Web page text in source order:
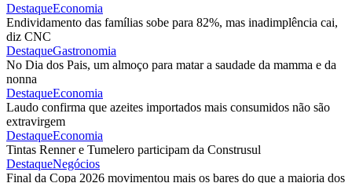
DestaqueEconomia
Endividamento das famílias sobe para 82%, mas inadimplência cai,
diz CNC
DestaqueGastronomia
No Dia dos Pais, um almoço para matar a saudade da mamma e da
nonna
DestaqueEconomia
Laudo confirma que azeites importados mais consumidos não são
extravirgem
DestaqueEconomia
Tintas Renner e Tumelero participam da Construsul
DestaqueNegócios
Final da Copa 2026 movimentou mais os bares do que a maioria dos